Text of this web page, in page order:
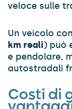
veloce sulle
Un veicolo
km reali) può
e pendolare,
autostradali
Costi di